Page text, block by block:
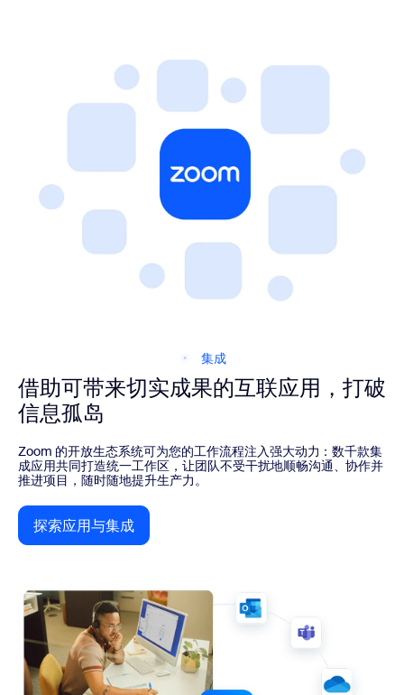
集成
借助可带来切实成果的互联应用，打破
信息孤岛
Zoom 的开放生态系统可为您的工作流程注入强大动力：数千款集
成应用共同打造统一工作区，让团队不受干扰地顺畅沟通、协作并
推进项目，随时随地提升生产力。
探索应用与集成
探索应用与集成